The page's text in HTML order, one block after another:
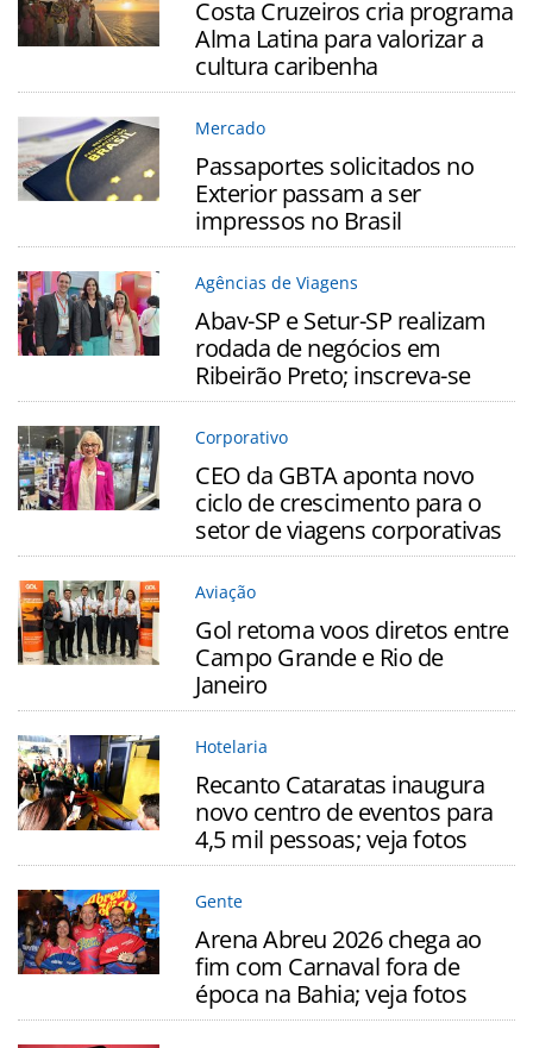
Costa Cruzeiros cria programa
Alma Latina para valorizar a
cultura caribenha
Mercado
Passaportes solicitados no
Exterior passam a ser
impressos no Brasil
Agências de Viagens
Abav-SP e Setur-SP realizam
rodada de negócios em
Ribeirão Preto; inscreva-se
Corporativo
CEO da GBTA aponta novo
ciclo de crescimento para o
setor de viagens corporativas
Aviação
Gol retoma voos diretos entre
Campo Grande e Rio de
Janeiro
Hotelaria
Recanto Cataratas inaugura
novo centro de eventos para
4,5 mil pessoas; veja fotos
Gente
Arena Abreu 2026 chega ao
fim com Carnaval fora de
época na Bahia; veja fotos